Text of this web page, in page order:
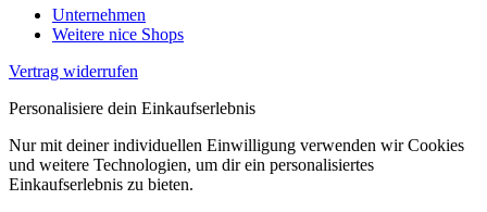
Unternehmen
Weitere nice Shops
Vertrag widerrufen
Personalisiere dein Einkaufserlebnis
Nur mit deiner individuellen Einwilligung verwenden wir Cookies
und weitere Technologien, um dir ein personalisiertes
Einkaufserlebnis zu bieten.